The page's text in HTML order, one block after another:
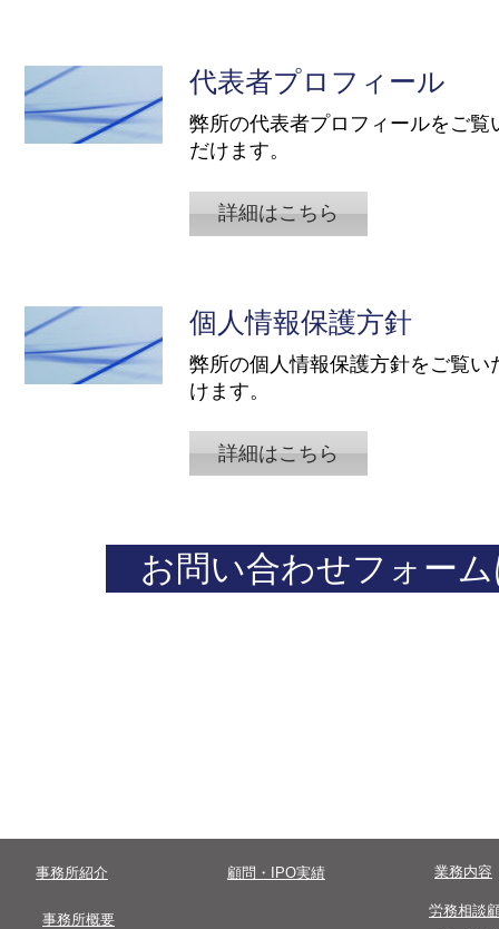
代表者プロフィール
弊所の代表者プロフィールをご覧
だけます。
詳細はこちら
個人情報保護方針
弊所の個人情報保護方針をご覧い
けます。
詳細はこちら
お問い合わせフォー
受付時間終了後のお問い合わせは翌営業
​事務所紹介 ​顧問・IPO実績
​事務所概要
​業務内容
労務相談